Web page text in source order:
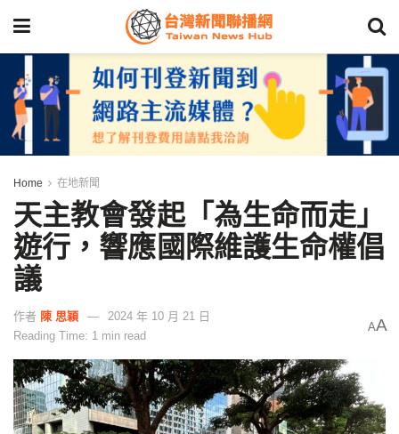
Home 在地新聞
天主教會發起「為生命而走」
遊行，響應國際維護生命權倡
議
作者 陳 思穎
2024 年 10 月 21 日
Reading Time: 1 min read
AA